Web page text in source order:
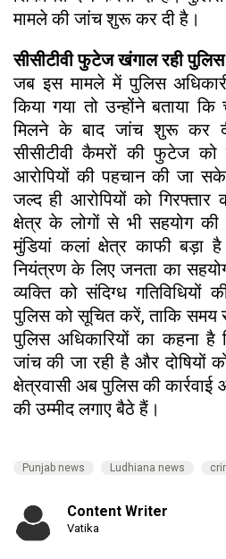
मामले की जांच शुरू कर दी है।
सीसीटीवी फुटेज खंगाल रही
जब इस मामले में पुलिस
किया गया तो उन्होंने बताया
मिलने के बाद जांच शुरू कर
सीसीटीवी कैमरों की फुटेज को
आरोपियों की पहचान की जा
जल्द ही आरोपियों को
क्षेत्र के लोगों से भी सहयोग
मुंडियां कलां क्षेत्र काफी बड़ा
नियंत्रण के लिए जनता का
व्यक्ति को संदिग्ध गतिविधियों
पुलिस को सूचित करें, ताकि समय
पुलिस अधिकारियों का कहना
जांच की जा रही है और दोषियों
क्षेत्रवासी अब पुलिस की
की उम्मीद लगाए बैठे हैं।
Punjab news Ludhiana news
Content Writer
Vatika